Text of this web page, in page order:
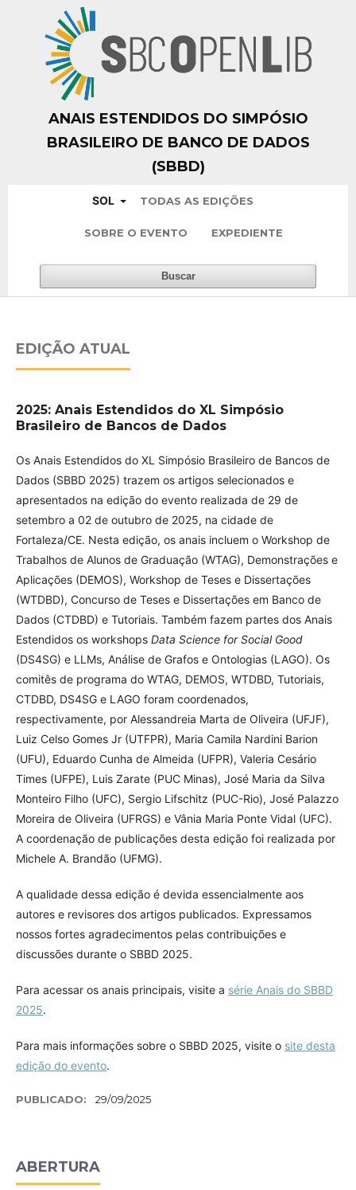
ANAIS ESTENDIDOS DO SIMPÓSIO
BRASILEIRO DE BANCO DE DADOS
(SBBD)
SOL TODAS AS EDIÇÕES
SOBRE O EVENTO EXPEDIENTE
Buscar
EDIÇÃO ATUAL
2025: Anais Estendidos do XL Simpósio
Brasileiro de Bancos de Dados
Os Anais Estendidos do XL Simpósio Brasileiro de Bancos de
Dados (SBBD 2025) trazem os artigos selecionados e
apresentados na edição do evento realizada de 29 de
setembro a 02 de outubro de 2025, na cidade de
Fortaleza/CE. Nesta edição, os anais incluem o Workshop de
Trabalhos de Alunos de Graduação (WTAG), Demonstrações e
Aplicações (DEMOS), Workshop de Teses e Dissertações
(WTDBD), Concurso de Teses e Dissertações em Banco de
Dados (CTDBD) e Tutoriais. Também fazem partes dos Anais
Estendidos os workshops Data Science for Social Good
(DS4SG) e LLMs, Análise de Grafos e Ontologias (LAGO). Os
comitês de programa do WTAG, DEMOS, WTDBD, Tutoriais,
CTDBD, DS4SG e LAGO foram coordenados,
respectivamente, por Alessandreia Marta de Oliveira (UFJF),
Luiz Celso Gomes Jr (UTFPR), Maria Camila Nardini Barion
(UFU), Eduardo Cunha de Almeida (UFPR), Valeria Cesário
Times (UFPE), Luis Zarate (PUC Minas), José Maria da Silva
Monteiro Filho (UFC), Sergio Lifschitz (PUC-Rio), José Palazzo
Moreira de Oliveira (UFRGS) e Vânia Maria Ponte Vidal (UFC).
A coordenação de publicações desta edição foi realizada por
Michele A. Brandão (UFMG).
A qualidade dessa edição é devida essencialmente aos
autores e revisores dos artigos publicados. Expressamos
nossos fortes agradecimentos pelas contribuições e
discussões durante o SBBD 2025.
Para acessar os anais principais, visite a série Anais do SBBD
2025.
Para mais informações sobre o SBBD 2025, visite o site desta
edição do evento.
PUBLICADO: 29/09/2025
ABERTURA